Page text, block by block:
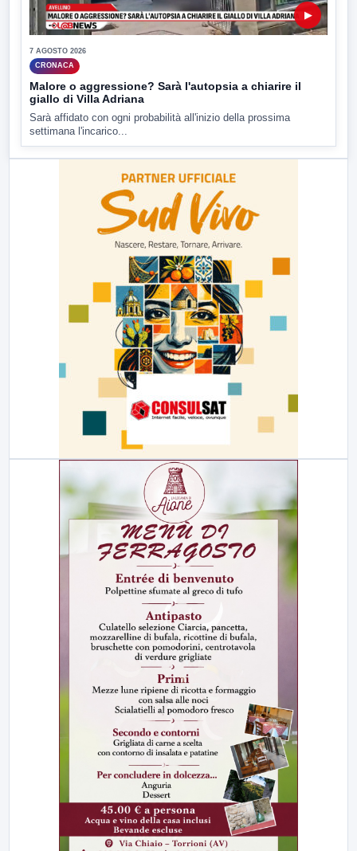
▶
7 AGOSTO 2026
CRONACA
Malore o aggressione? Sarà l'autopsia a chiarire il
giallo di Villa Adriana
Sarà affidato con ogni probabilità all'inizio della prossima
settimana l'incarico...